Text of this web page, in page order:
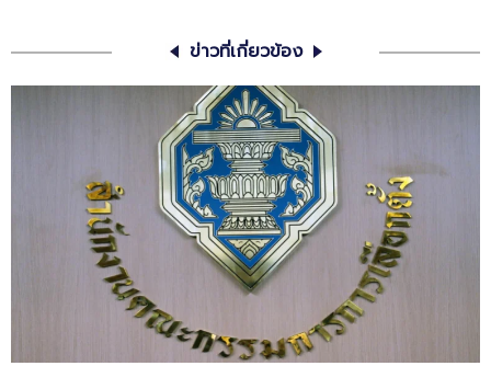
ข่าวที่เกี่ยวข้อง